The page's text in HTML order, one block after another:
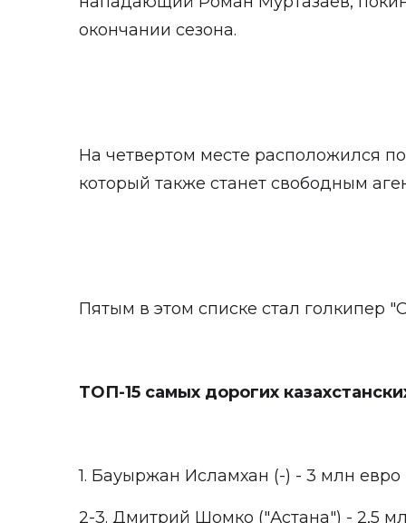
окончании сезона.
На четвертом месте расположился
который также станет свободным
Пятым в этом списке стал голкипер
ТОП-15 самых дорогих
1. Бауыржан Исламхан (-) - 3 млн евро
2-3. Дмитрий Шомко ("Астана") - 2,5